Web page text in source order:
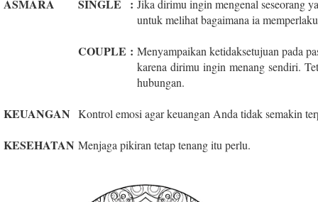
ASMARA
SINGLE : Jika dirimu ingin mengenal seseorang
untuk melihat bagaimana ia
COUPLE : Menyampaikan ketidaksetujuan pada
karena dirimu ingin menang sendiri.
hubungan.
KEUANGAN Kontrol emosi agar keuangan Anda tidak semakin
KESEHATAN Menjaga pikiran tetap tenang itu perlu.